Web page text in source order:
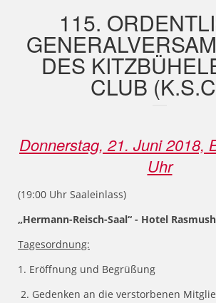
115.
DES
CLUB
Donnerstag, 21. Juni 2018,
Uhr
(19:00 Uhr Saaleinlass)
„Hermann-Reisch-Saal“ - Hotel
Tagesordnung:
1. Eröffnung und Begrüßung
2. Gedenken an die verstorbenen